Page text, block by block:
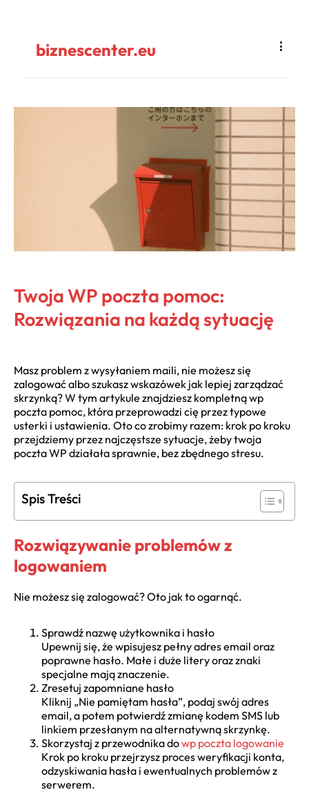
biznescenter.eu
Twoja WP poczta pomoc:
Rozwiązania na każdą sytuację
Masz problem z wysyłaniem maili, nie możesz się
zalogować albo szukasz wskazówek jak lepiej zarządzać
skrzynką? W tym artykule znajdziesz kompletną wp
poczta pomoc, która przeprowadzi cię przez typowe
usterki i ustawienia. Oto co zrobimy razem: krok po kroku
przejdziemy przez najczęstsze sytuacje, żeby twoja
poczta WP działała sprawnie, bez zbędnego stresu.
Spis Treści
Rozwiązywanie problemów z
logowaniem
Nie możesz się zalogować? Oto jak to ogarnąć.
Sprawdź nazwę użytkownika i hasło
Upewnij się, że wpisujesz pełny adres email oraz
poprawne hasło. Małe i duże litery oraz znaki
specjalne mają znaczenie.
Zresetuj zapomniane hasło
Kliknij „Nie pamiętam hasła”, podaj swój adres
email, a potem potwierdź zmianę kodem SMS lub
linkiem przesłanym na alternatywną skrzynkę.
Skorzystaj z przewodnika dowp poczta logowanie
Krok po kroku przejrzysz proces weryfikacji konta,
odzyskiwania hasła i ewentualnych problemów z
serwerem.